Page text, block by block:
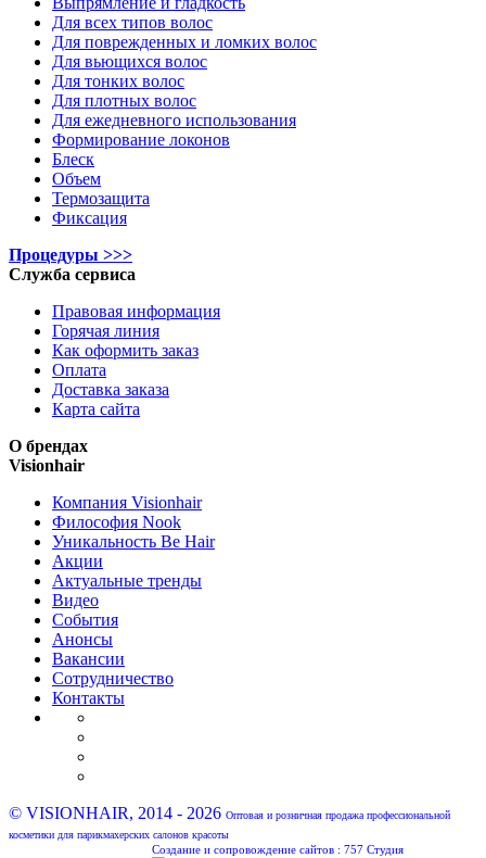
Для всех типов волос
Для поврежденных и ломких волос
Для вьющихся волос
Для тонких волос
Для плотных волос
Для ежедневного использования
Формирование локонов
Блеск
Объем
Термозащита
Фиксация
Процедуры >>>
Служба сервиса
Правовая информация
Горячая линия
Как оформить заказ
Оплата
Доставка заказа
Карта сайта
О брендах
Visionhair
Компания Visionhair
Философия Nook
Уникальность Be Hair
Акции
Актуальные тренды
Видео
События
Анонсы
Вакансии
Сотрудничество
Контакты
© VISIONHAIR, 2014 - 2026 Оптовая и розничная продажа профессиональной
косметики для парикмахерских салонов красоты
Создание и сопровождение сайтов : 757 Студия